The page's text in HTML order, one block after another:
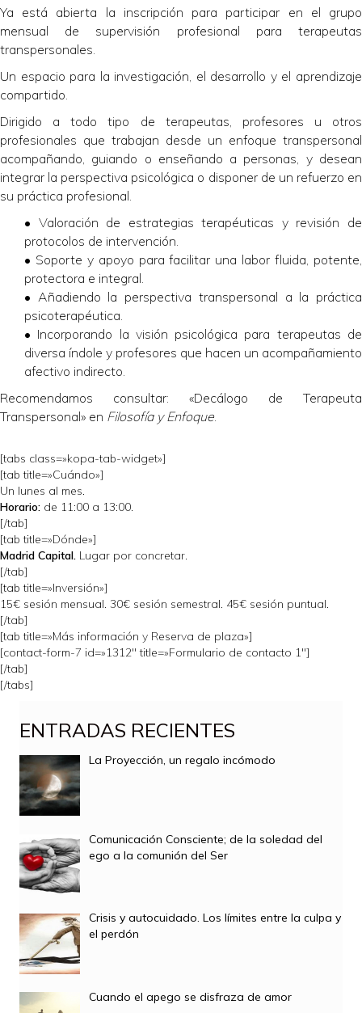
Ya está abierta la inscripción para participar en el grupo
mensual de supervisión profesional para terapeutas
transpersonales.
Un espacio para la investigación, el desarrollo y el aprendizaje
compartido.
Dirigido a todo tipo de terapeutas, profesores u otros
profesionales que trabajan desde un enfoque transpersonal
acompañando, guiando o enseñando a personas, y desean
integrar la perspectiva psicológica o disponer de un refuerzo en
su práctica profesional.
• Valoración de estrategias terapéuticas y revisión de
protocolos de intervención.
• Soporte y apoyo para facilitar una labor fluida, potente,
protectora e integral.
• Añadiendo la perspectiva transpersonal a la práctica
psicoterapéutica.
• Incorporando la visión psicológica para terapeutas de
diversa índole y profesores que hacen un acompañamiento
afectivo indirecto.
Recomendamos consultar: «Decálogo de Terapeuta
Transpersonal» en Filosofía y Enfoque.
[tabs class=»kopa-tab-widget»]
[tab title=»Cuándo»]
Un lunes al mes.
Horario: de 11:00 a 13:00.
[/tab]
[tab title=»Dónde»]
Madrid Capital. Lugar por concretar.
[/tab]
[tab title=»Inversión»]
15€ sesión mensual. 30€ sesión semestral. 45€ sesión puntual.
[/tab]
[tab title=»Más información y Reserva de plaza»]
[contact-form-7 id=»1312″ title=»Formulario de contacto 1″]
[/tab]
[/tabs]
ENTRADAS RECIENTES
La Proyección, un regalo incómodo
Comunicación Consciente; de la soledad del
ego a la comunión del Ser
Crisis y autocuidado. Los límites entre la culpa y
el perdón
Cuando el apego se disfraza de amor